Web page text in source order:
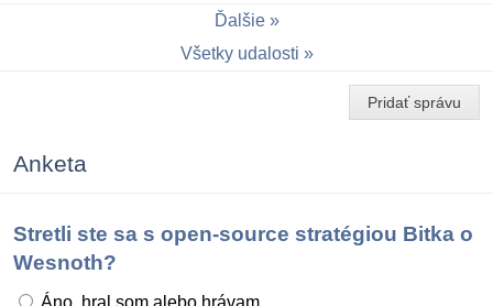
Ďalšie
Všetky udalosti
Pridať správu
Anketa
Stretli ste sa s open-source stratégiou Bitka o
Wesnoth?